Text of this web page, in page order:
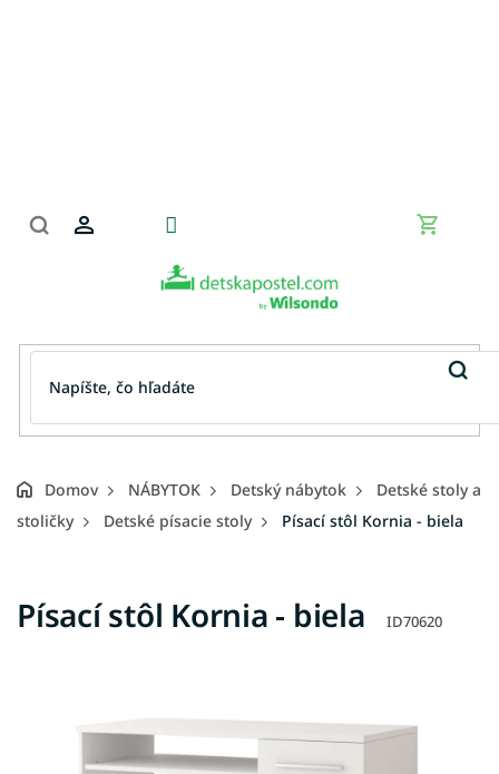
Domov NÁBYTOK Detský nábytok
Detské stoly a
stoličky
Detské písacie stoly Písací stôl Kornia - biela
Písací stôl Kornia - biela ID70620